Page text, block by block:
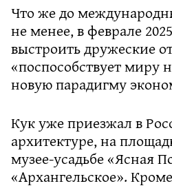
Что же до
не менее, в феврале
выстроить дружеские
«поспособствует миру
новую парадигму
Кук уже приезжал в
архитектуре, на
музее-усадьбе «Ясная
«Архангельское».